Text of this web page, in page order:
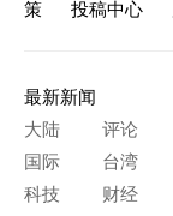
策
投稿中心
最新新闻
大陆
评论
国际
台湾
科技
财经